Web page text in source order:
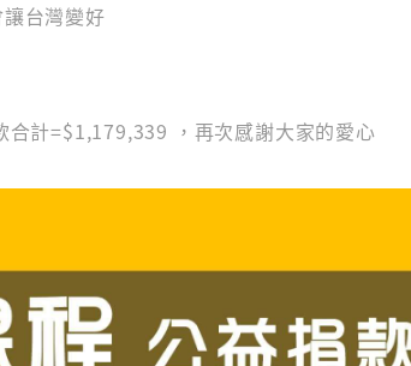
台灣變好
合計=$1,179,339 ，再次感謝大家的愛心